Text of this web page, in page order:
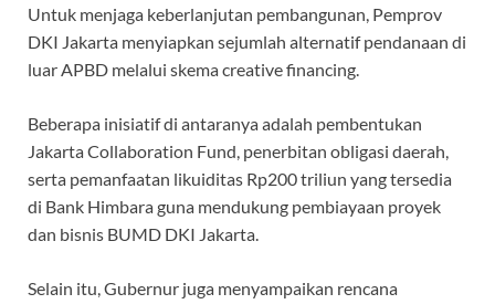
Untuk menjaga keberlanjutan pembangunan, Pemprov
DKI Jakarta menyiapkan sejumlah alternatif pendanaan di
luar APBD melalui skema creative financing.
Beberapa inisiatif di antaranya adalah pembentukan
Jakarta Collaboration Fund, penerbitan obligasi daerah,
serta pemanfaatan likuiditas Rp200 triliun yang tersedia
di Bank Himbara guna mendukung pembiayaan proyek
dan bisnis BUMD DKI Jakarta.
Selain itu, Gubernur juga menyampaikan rencana